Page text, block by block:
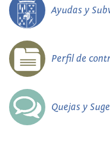
Ayudas y
Perfil de
Quejas y